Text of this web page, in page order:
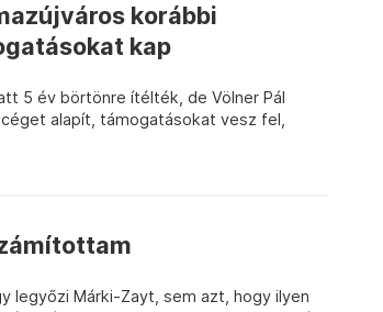
korábbi
kap
5 év börtönre ítélték, de Völner Pál
alapít, támogatásokat vesz fel,
legyőzi Márki-Zayt, sem azt, hogy ilyen